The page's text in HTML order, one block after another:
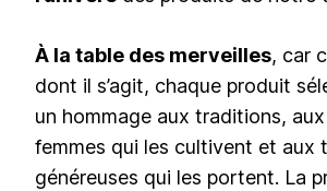
À la table des merveilles, car
dont il s’agit, chaque produit
un hommage aux traditions,
femmes qui les cultivent et aux
généreuses qui les portent. La